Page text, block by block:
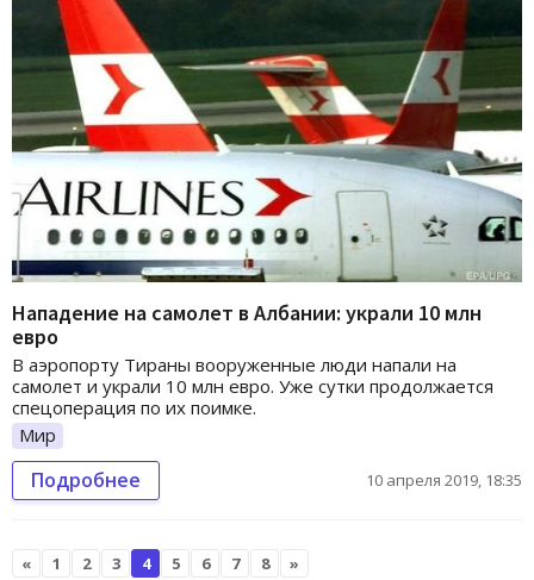
Нападение на самолет в Албании: украли 10 млн
евро
В аэропорту Тираны вооруженные люди напали на
самолет и украли 10 млн евро. Уже сутки продолжается
спецоперация по их поимке.
Мир
Подробнее 10 апреля 2019, 18:35
« 1 2 3 4 5 6 7 8 »